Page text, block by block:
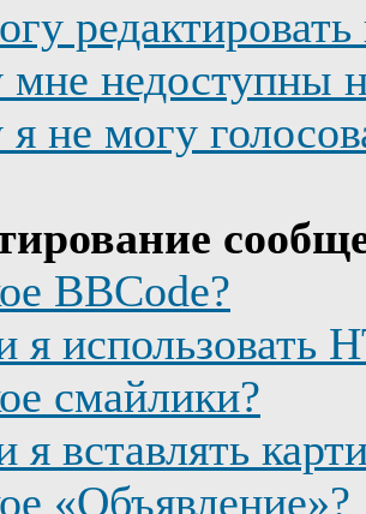
недоступны
не могу
BBCode?
я использовать
смайлики?
вставлять
«Объявление»?